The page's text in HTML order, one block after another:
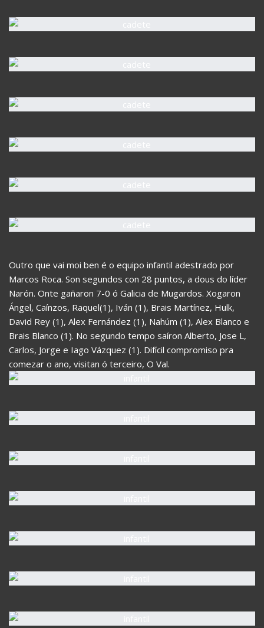
Outro que vai moi ben é o equipo infantil adestrado por
Marcos Roca. Son segundos con 28 puntos, a dous do líder
Narón. Onte gañaron 7-0 ó Galicia de Mugardos. Xogaron
Ángel, Caínzos, Raquel(1), Iván (1), Brais Martínez, Hulk,
David Rey (1), Alex Fernández (1), Nahúm (1), Alex Blanco e
Brais Blanco (1). No segundo tempo saíron Alberto, Jose L,
Carlos, Jorge e Iago Vázquez (1). Difícil compromiso pra
comezar o ano, visitan ó terceiro, O Val.